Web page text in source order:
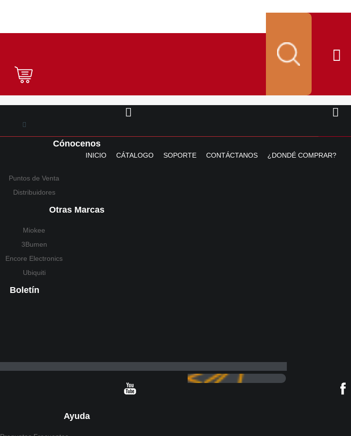
¿DONDÉ COMPRAR?
CONTÁCTANOS
SOPORTE
CÁTALOGO
INICIO
Cónocenos
Puntos de Venta
Distribuidores
Otras Marcas
Miokee
3Bumen
Encore Electronics
Ubiquiti
Boletín
Ayuda